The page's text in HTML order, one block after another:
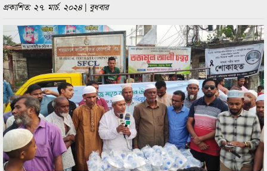
প্রকাশিত: ২৭. মার্চ. ২০২৪ | বুধবার